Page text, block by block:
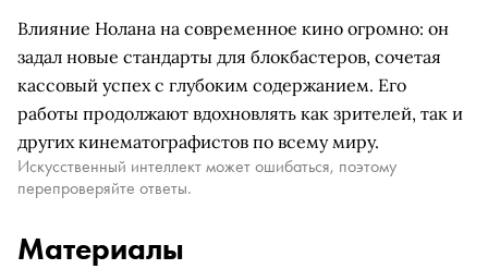
Влияние Нолана на современное кино огромно: он
задал новые стандарты для блокбастеров, сочетая
кассовый успех с глубоким содержанием. Его
работы продолжают вдохновлять как зрителей, так и
других кинематографистов по всему миру.
Искусственный интеллект может ошибаться, поэтому
перепроверяйте ответы.
Материалы